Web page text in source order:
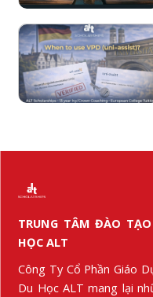
TRUNG TÂM ĐÀO
HỌC ALT
Công Ty Cổ Phần Giáo
Du Học ALT mang lại